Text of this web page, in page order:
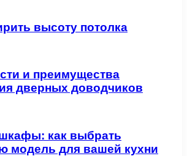
высоту потолка
и преимущества
дверных доводчиков
как выбрать
модель для вашей кухни